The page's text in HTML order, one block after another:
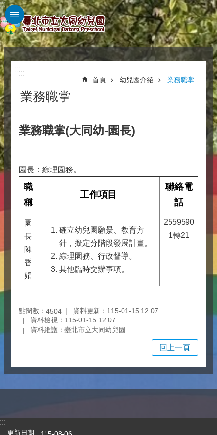
跳到主要內容區塊
:::
:::
首頁 幼兒園介紹 業務職掌
業務職掌
業務職掌(大同幼-園長)
園長：綜理園務。
職
稱
工作項目
聯絡電
話
園
長
陳
香
娟
確立幼兒園願景、教育方
針，擬定分階段發展計畫。
綜理園務、行政督導。
其他臨時交辦事項。
2559590
1轉21
點閱數： 4504
資料更新：115-01-15 12:07
資料檢視：115-01-15 12:07
資料維護：臺北市立大同幼兒園
回上一頁
:::
更新日期